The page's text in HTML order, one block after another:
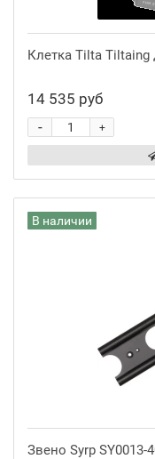
Клетка Tilta Tiltaing
14 535 руб
+
-
В наличии
Звено Syrp SY0013-